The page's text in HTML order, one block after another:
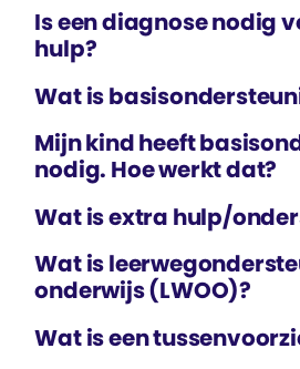
Is een diagnose nodig
hulp?
Wat is
Mijn kind heeft
nodig. Hoe werkt dat?
Wat is extra hulp/
Wat is
onderwijs (LWOO)?
Wat is een